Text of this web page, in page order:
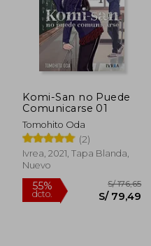
Komi-San no Puede
Comunicarse 01
Tomohito Oda
(2)
Ivrea, 2021, Tapa Blanda,
Nuevo